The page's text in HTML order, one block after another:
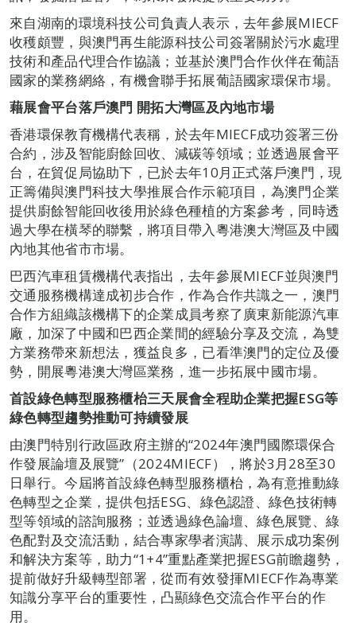
來自湖南的環境科技公司負責人表示，去年參展MIECF
收穫頗豐，與澳門再生能源科技公司簽署關於污水處理
技術和產品代理合作協議；並基於澳門合作伙伴在葡語
國家的業務網絡，有機會聯手拓展葡語國家環保市場。
藉展會平台落戶澳門 開拓大灣區及內地市場
香港環保教育機構代表稱，於去年MIECF成功簽署三份
合約，涉及智能廚餘回收、減碳等領域；並透過展會平
台，在貿促局協助下，已於去年10月正式落戶澳門，現
正籌備與澳門科技大學推展合作示範項目，為澳門企業
提供廚餘智能回收後用於綠色種植的方案參考，同時透
過大學在橫琴的聯繫，將項目帶入粵港澳大灣區及中國
內地其他省市市場。
巴西汽車租賃機構代表指出，去年參展MIECF並與澳門
交通服務機構達成初步合作，作為合作共識之一，澳門
合作方組織該機構下的企業成員考察了廣東新能源汽車
廠，加深了中國和巴西企業間的經驗分享及交流，為雙
方業務帶來新想法，獲益良多，已看準澳門的定位及優
勢，開展粵港澳大灣區業務，進一步拓展中國市場。
首設綠色轉型服務櫃枱三天展會全程助企業把握ESG等
綠色轉型趨勢推動可持續發展
由澳門特別行政區政府主辦的“2024年澳門國際環保合
作發展論壇及展覽”（2024MIECF），將於3月28至30
日舉行。今屆將首設綠色轉型服務櫃枱，為有意推動綠
色轉型之企業，提供包括ESG、綠色認證、綠色技術轉
型等領域的諮詢服務；並透過綠色論壇、綠色展覽、綠
色配對及交流活動，結合專家學者演講、展示成功案例
和解決方案等，助力“1+4”重點產業把握ESG前瞻趨勢，
提前做好升級轉型部署，從而有效發揮MIECF作為專業
知識分享平台的重要性，凸顯綠色交流合作平台的作
用。